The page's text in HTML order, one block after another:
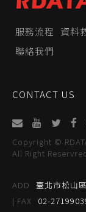
服務流程 資料
聯絡我們
CONTACT US
Copyright ©
All Right
ADD 臺北市松山
| FAX
02-